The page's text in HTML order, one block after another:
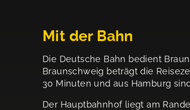
Mit der Bahn
Die Deutsche Bahn bedient
Braunschweig beträgt die
30 Minuten und aus Hamburg
Der Hauptbahnhof liegt am